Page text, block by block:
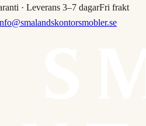
· Leverans 3–7 dagarFri frakt